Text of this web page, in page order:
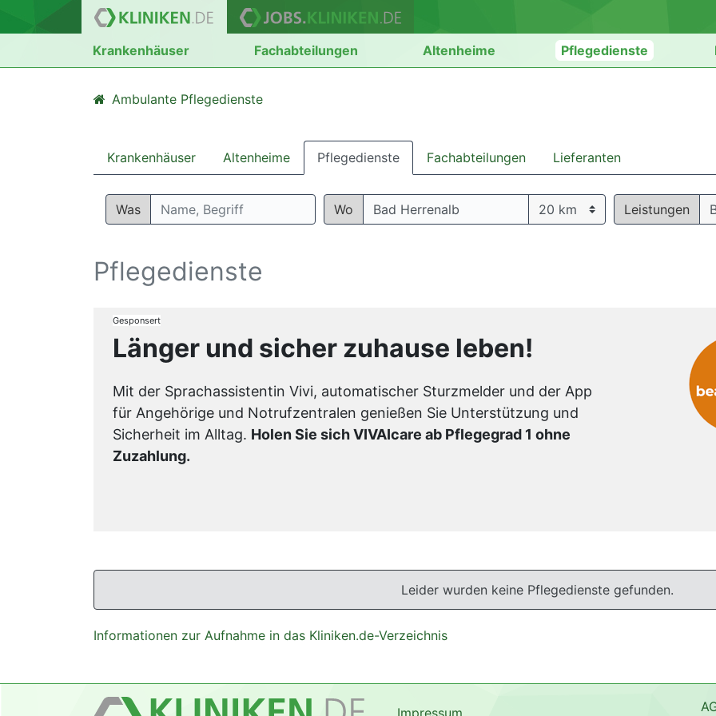
Krankenhäuser Fachabteilungen Altenheime Pflegedienste
Ambulante Pflegedienste
Krankenhäuser Altenheime Pflegedienste Fachabteilungen Lieferanten
Was Wo Leistungen
Pflegedienste
Gesponsert
Länger und sicher zuhause leben!
Mit der Sprachassistentin Vivi, automatischer Sturzmelder und der App
für Angehörige und Notrufzentralen genießen Sie Unterstützung und
Sicherheit im Alltag. Holen Sie sich VIVAIcare ab Pflegegrad 1 ohne
Zuzahlung.
Leider wurden keine Pflegedienste gefunden.
Informationen zur Aufnahme in das Kliniken.de-Verzeichnis
Impressum